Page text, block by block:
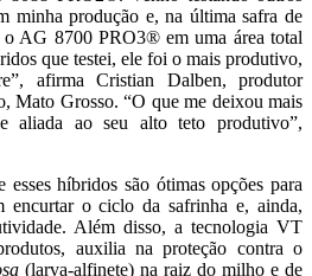
minha produção e, na última safra de
AG 8700 PRO3® em uma área total
que testei, ele foi o mais produtivo,
afirma Cristian Dalben, produtor
Mato Grosso. “O que me deixou mais
aliada ao seu alto teto produtivo”,
híbridos são ótimas opções para
encurtar o ciclo da safrinha e, ainda,
Além disso, a tecnologia VT
auxilia na proteção contra o
(larva-alfinete) na raiz do milho e de